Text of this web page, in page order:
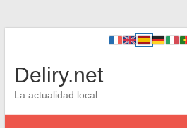
Deliry.net
La actualidad local